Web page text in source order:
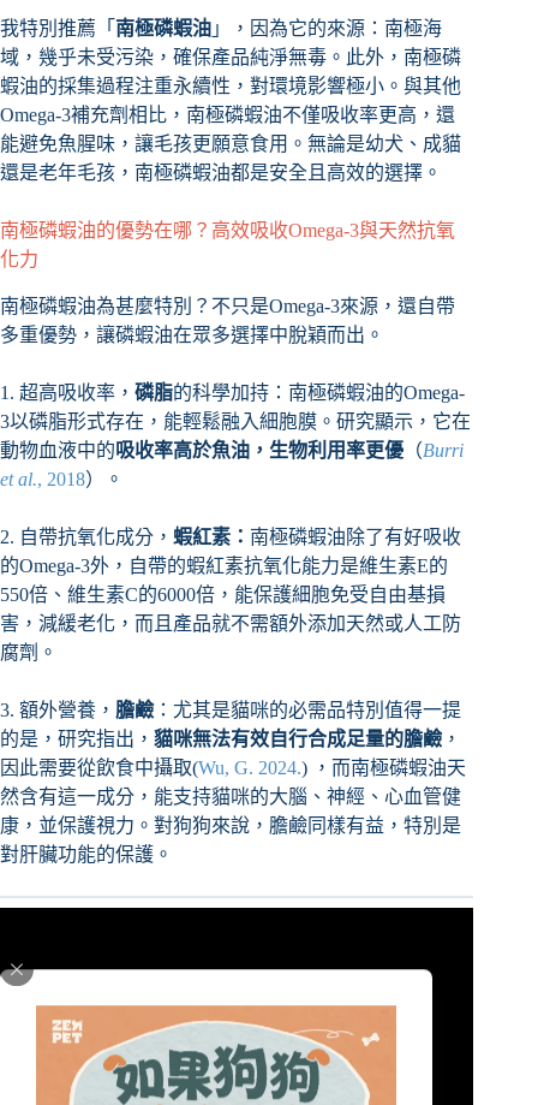
我特別推薦「 南極磷蝦油 」，因為它的來源：南極海
域，幾乎未受污染，確保產品純淨無毒。此外，南極磷
蝦油的採集過程注重永續性，對環境影響極小。與其他
Omega-3補充劑相比，南極磷蝦油不僅吸收率更高，還
能避免魚腥味，讓毛孩更願意食用。無論是幼犬、成貓
還是老年毛孩，南極磷蝦油都是安全且高效的選擇。
南極磷蝦油的優勢在哪？高效吸收Omega-3與天然抗氧
化力
南極磷蝦油為甚麼特別？不只是Omega-3來源，還自帶
多重優勢，讓磷蝦油在眾多選擇中脫穎而出。
1. 超高吸收率， 磷脂的科學加持：南極磷蝦油的Omega-
3以磷脂形式存在，能輕鬆融入細胞膜。研究顯示，它在
動物血液中的吸收率高於魚油，生物利用率更優 （Burri
et al., 2018）。
2. 自帶抗氧化成分， 蝦紅素： 南極磷蝦油除了有好吸收
的Omega-3外，自帶的蝦紅素抗氧化能力是維生素E的
550倍、維生素C的6000倍，能保護細胞免受自由基損
害，減緩老化，而且產品就不需額外添加天然或人工防
腐劑。
3. 額外營養， 膽鹼：尤其是貓咪的必需品特別值得一提
的是，研究指出， 貓咪無法有效自行合成足量的膽鹼，
因此需要從飲食中攝取(Wu, G. 2024.) ，而南極磷蝦油天
然含有這一成分，能支持貓咪的大腦、神經、心血管健
康，並保護視力。對狗狗來說，膽鹼同樣有益，特別是
對肝臟功能的保護。